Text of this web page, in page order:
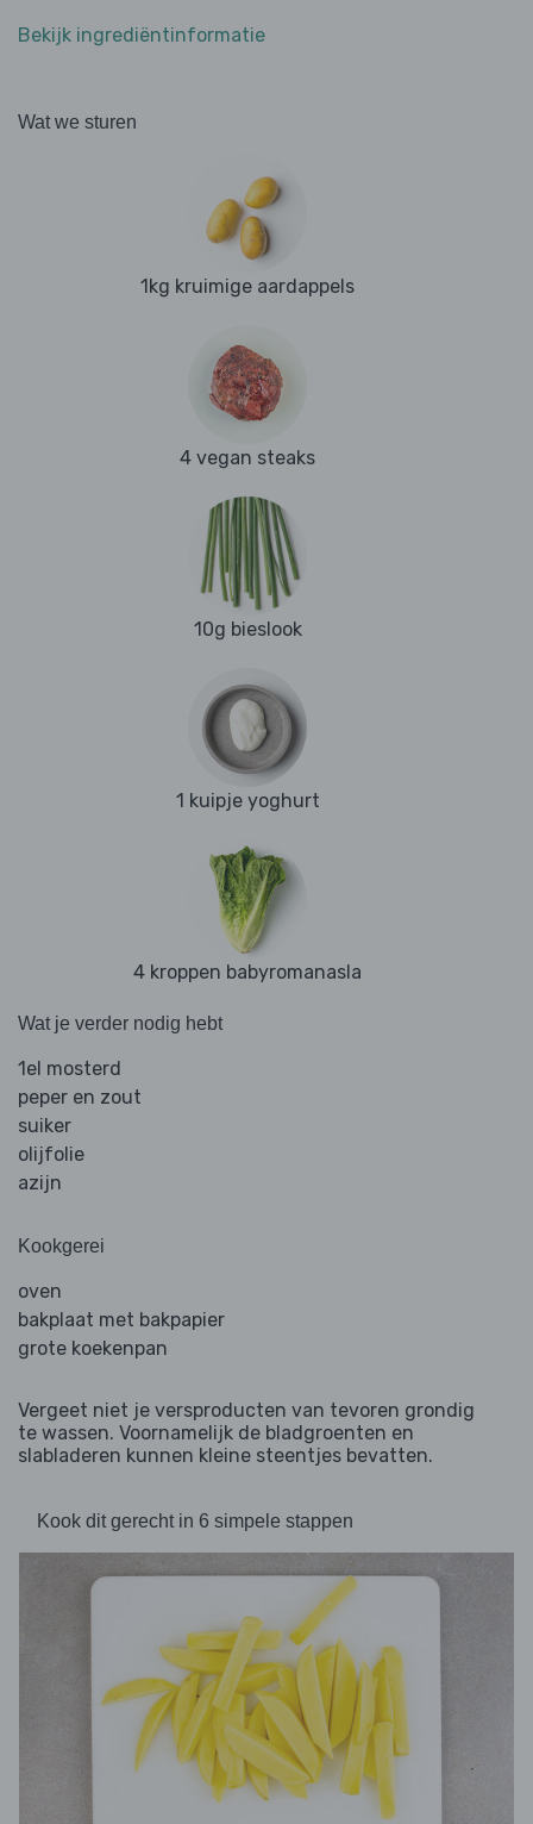
Bekijk ingrediëntinformatie
Wat we sturen
1kg kruimige aardappels
4 vegan steaks
10g bieslook
1 kuipje yoghurt
4 kroppen babyromanasla
Wat je verder nodig hebt
1el mosterd
peper en zout
suiker
olijfolie
azijn
Kookgerei
oven
bakplaat met bakpapier
grote koekenpan
Vergeet niet je versproducten van tevoren grondig
te wassen. Voornamelijk de bladgroenten en
slabladeren kunnen kleine steentjes bevatten.
Kook dit gerecht in 6 simpele stappen